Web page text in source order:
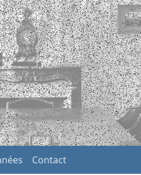
Contact